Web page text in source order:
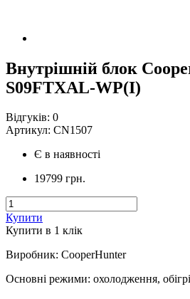
Внутрішній блок
S09FTXAL-WP(I)
Відгуків: 0
Артикул: CN1507
Є в наявності
19799 грн.
Купити
Купити в 1 клiк
Виробник: CooperHunter
Основні режими: охолодження,